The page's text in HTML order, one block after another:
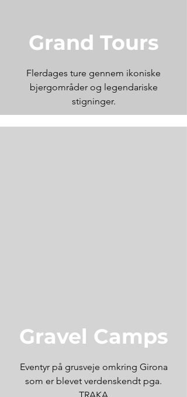
Grand Tours
Flerdages ture gennem ikoniske
bjergområder og legendariske
stigninger.
Gravel Camps
Eventyr på grusveje omkring Girona
som er blevet verdenskendt pga.